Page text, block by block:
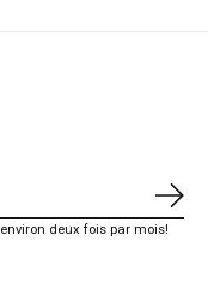
deux fois par mois!